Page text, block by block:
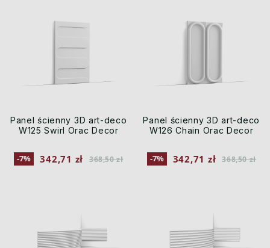
Panel ścienny 3D art-deco
W125 Swirl Orac Decor
-7% 342,71 zł 368,50 zł
Panel ścienny 3D art-deco
W126 Chain Orac Decor
-7% 342,71 zł 368,50 zł